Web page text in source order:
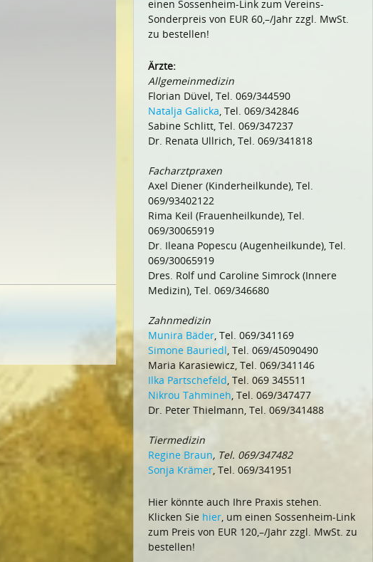
einen Sossenheim-Link zum Vereins-
Sonderpreis von EUR 60,–/Jahr zzgl. MwSt.
zu bestellen!
Ärzte:
Allgemeinmedizin
Florian Düvel, Tel. 069/344590
Natalja Galicka, Tel. 069/342846
Sabine Schlitt, Tel. 069/347237
Dr. Renata Ullrich, Tel. 069/341818
Facharztpraxen
Axel Diener (Kinderheilkunde), Tel.
069/93402122
Rima Keil (Frauenheilkunde), Tel.
069/30065919
Dr. Ileana Popescu (Augenheilkunde), Tel.
069/30065919
Dres. Rolf und Caroline Simrock (Innere
Medizin), Tel. 069/346680
Zahnmedizin
Munira Bäder, Tel. 069/341169
Simone Bauriedl, Tel. 069/45090490
Maria Karasiewicz, Tel. 069/341146
Ilka Partschefeld, Tel. 069 345511
Nikrou Tahmineh, Tel. 069/347477
Dr. Peter Thielmann, Tel. 069/341488
Tiermedizin
Regine Braun, Tel. 069/347482
Sonja Krämer, Tel. 069/341951
Hier könnte auch Ihre Praxis stehen.
Klicken Sie hier, um einen Sossenheim-Link
zum Preis von EUR 120,–/Jahr zzgl. MwSt. zu
bestellen!